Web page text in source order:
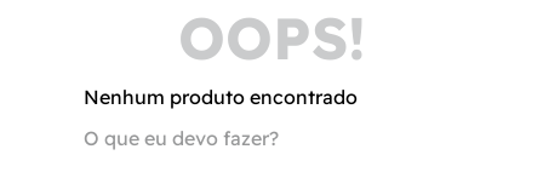
OOPS!
Nenhum produto encontrado
O que eu devo fazer?